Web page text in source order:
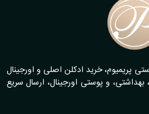
پریمیوم، خرید ادکلن اصلی و اورجینال
بهداشتی، و پوستی اورجینال، ارسال سریع